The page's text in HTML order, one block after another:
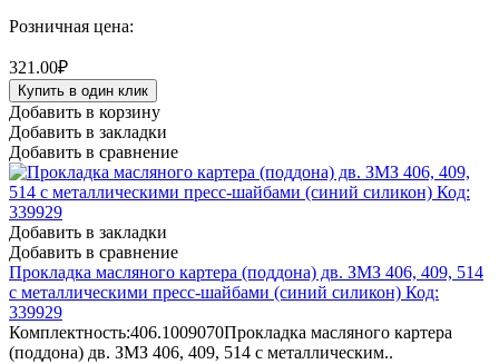
Розничная цена:
321.00₽
Купить в один клик
Добавить в корзину
Добавить в закладки
Добавить в сравнение
Добавить в закладки
Добавить в сравнение
Прокладка масляного картера (поддона) дв. ЗМЗ 406, 409, 514
с металлическими пресс-шайбами (синий силикон) Код:
339929
Комплектность:406.1009070Прокладка масляного картера
(поддона) дв. ЗМЗ 406, 409, 514 с металлическим..